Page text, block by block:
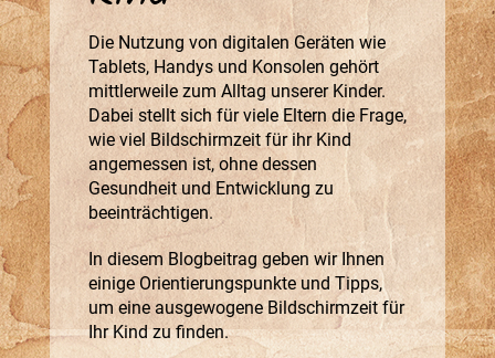
Die Nutzung von digitalen Geräten wie
Tablets, Handys und Konsolen gehört
mittlerweile zum Alltag unserer Kinder.
Dabei stellt sich für viele Eltern die Frage,
wie viel Bildschirmzeit für ihr Kind
angemessen ist, ohne dessen
Gesundheit und Entwicklung zu
beeinträchtigen.
In diesem Blogbeitrag geben wir Ihnen
einige Orientierungspunkte und Tipps,
um eine ausgewogene Bildschirmzeit für
Ihr Kind zu finden.